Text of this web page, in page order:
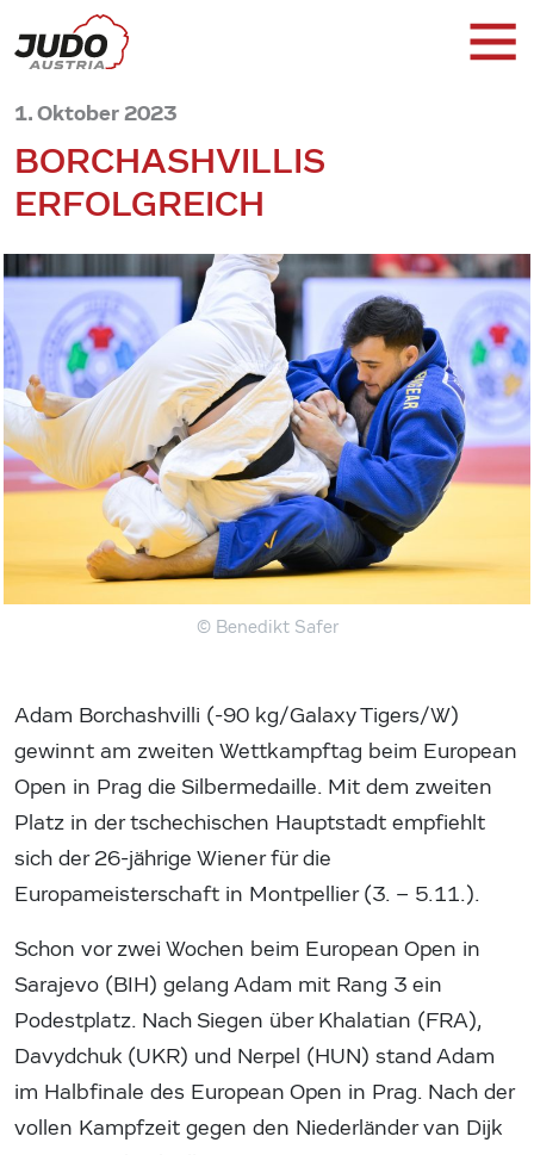
1. Oktober 2023
BORCHASHVILLIS
ERFOLGREICH
© Benedikt Safer
Adam Borchashvilli (-90 kg/Galaxy Tigers/W)
gewinnt am zweiten Wettkampftag beim European
Open in Prag die Silbermedaille. Mit dem zweiten
Platz in der tschechischen Hauptstadt empfiehlt
sich der 26-jährige Wiener für die
Europameisterschaft in Montpellier (3. – 5.11.).
Schon vor zwei Wochen beim European Open in
Sarajevo (BIH) gelang Adam mit Rang 3 ein
Podestplatz. Nach Siegen über Khalatian (FRA),
Davydchuk (UKR) und Nerpel (HUN) stand Adam
im Halbfinale des European Open in Prag. Nach der
vollen Kampfzeit gegen den Niederländer van Dijk